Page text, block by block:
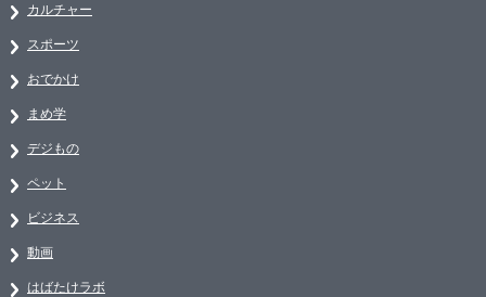
カルチャー
スポーツ
おでかけ
まめ学
デジもの
ペット
ビジネス
動画
はばたけラボ